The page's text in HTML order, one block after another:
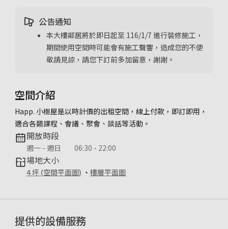
公告通知
本大樓鄰居將於即日起至 116/1/7 進行裝修施工，
期間使用空間時可能會有施工聲響，造成您的不便
敬請見諒，請您下訂前多加留意，謝謝。
空間介紹
Happ. 小樹屋是以時計價的出租空間，線上付款，即訂即用，
適合各類課程、會議、聚會、談話等活動。
開放時段
週一 - 週日 06:30 - 22:00
場地大小
4 坪 (空間平面圖) 、樓層平面圖
提供的設備服務